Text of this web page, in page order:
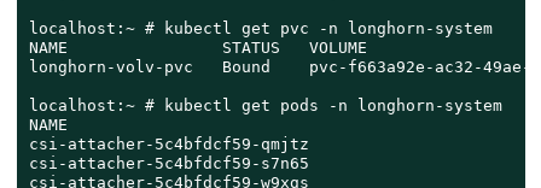
localhost:~ # kubectl get pvc -n longhorn-system
NAME                STATUS   VOLUME
longhorn-volv-pvc   Bound    pvc-f663a92e-ac32-
localhost:~ # kubectl get pods -n longhorn-system
NAME                                                READY
csi-attacher-5c4bfdcf59-qmjtz
csi-attacher-5c4bfdcf59-s7n65
csi-attacher-5c4bfdcf59-w9xgs